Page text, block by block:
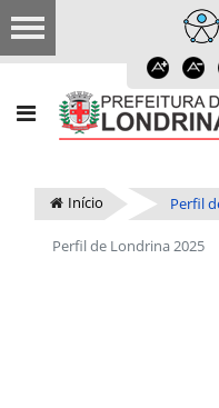
Início Perfil
Perfil de Londrina 2025